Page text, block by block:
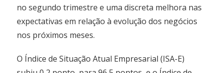
no segundo trimestre e uma discreta melhora nas
expectativas em relação à evolução dos negócios
nos próximos meses.
O Índice de Situação Atual Empresarial (ISA-E)